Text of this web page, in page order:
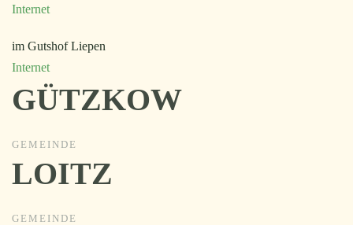
Internet
im Gutshof Liepen
Internet
GÜTZKOW
GEMEINDE
LOITZ
GEMEINDE